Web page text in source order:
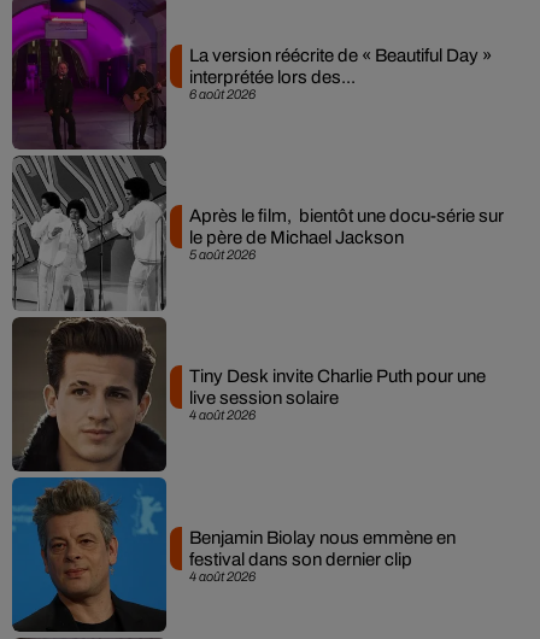
6 août 2026
La version réécrite de « Beautiful Day »
interprétée lors des...
5 août 2026
Après le film, bientôt une docu-série sur
le père de Michael Jackson
4 août 2026
Tiny Desk invite Charlie Puth pour une
live session solaire
4 août 2026
Benjamin Biolay nous emmène en
festival dans son dernier clip